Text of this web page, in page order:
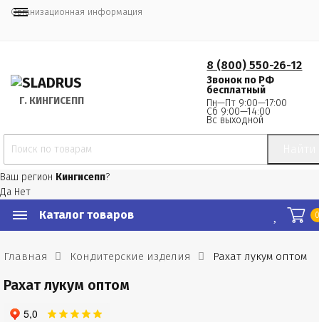
Организационная информация
Г. КИНГИСЕПП
8 (800) 550-26-12
Звонок по РФ
бесплатный
Пн—Пт 9:00—17:00
Сб 9:00—14:00
Вс выходной
Ваш регион Кингисепп?
Да Нет
Каталог товаров
Главная Кондитерские изделия Рахат лукум оптом
Рахат лукум оптом